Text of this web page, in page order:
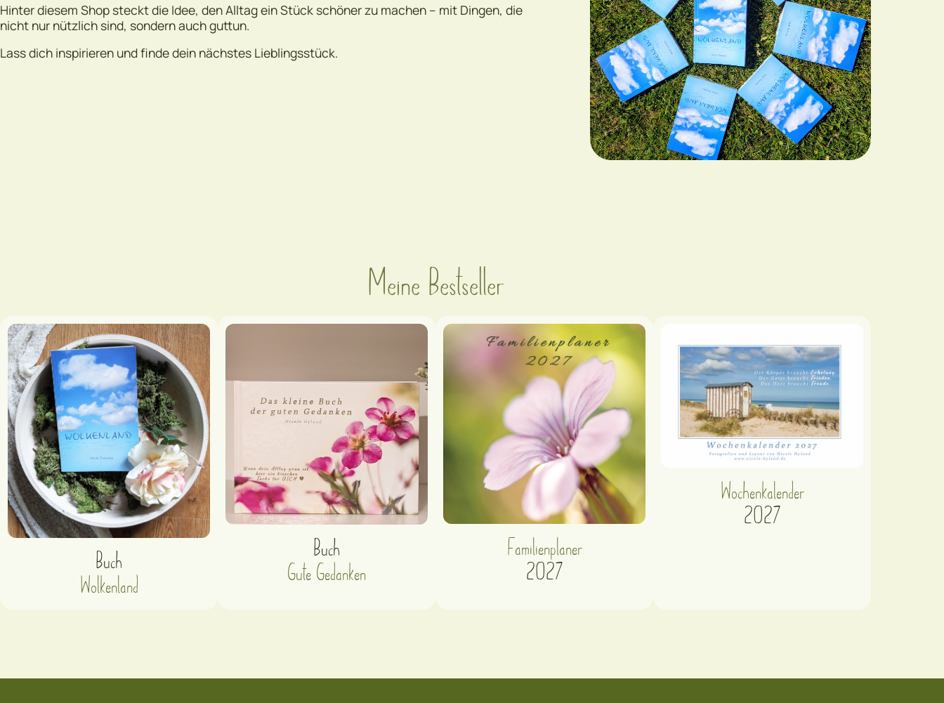
Hinter diesem Shop steckt die Idee, den Alltag ein Stück schöner zu machen – mit Dingen, die
nicht nur nützlich sind, sondern auch guttun.
Lass dich inspirieren und finde dein nächstes Lieblingsstück.
Meine Bestseller
Buch
Wolkenland
Buch
Gute Gedanken
Familienplaner
2027
Wochenkalender
2027